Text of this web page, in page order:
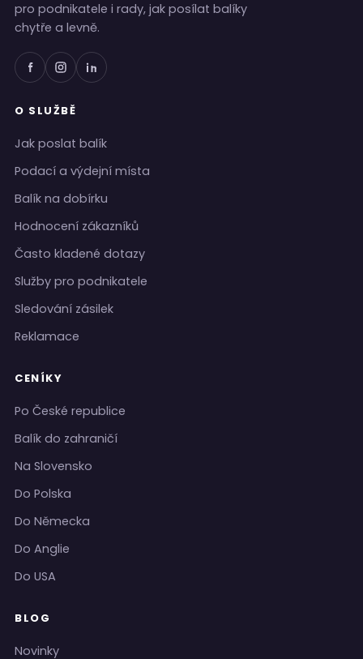
pro podnikatele i rady, jak posílat balíky
chytře a levně.
O SLUŽBĚ
Jak poslat balík
Podací a výdejní místa
Balík na dobírku
Hodnocení zákazníků
Často kladené dotazy
Služby pro podnikatele
Sledování zásilek
Reklamace
CENÍKY
Po České republice
Balík do zahraničí
Na Slovensko
Do Polska
Do Německa
Do Anglie
Do USA
BLOG
Novinky